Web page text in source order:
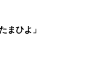
まひよ」